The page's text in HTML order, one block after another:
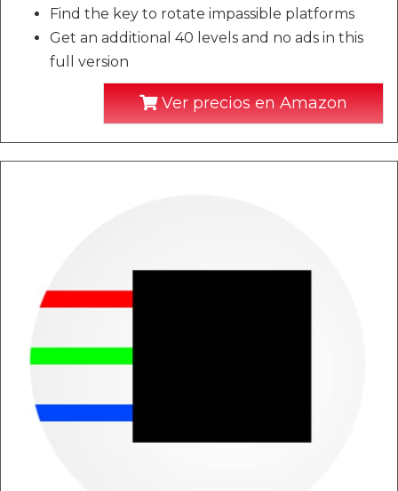
Find the key to rotate impassible platforms
Get an additional 40 levels and no ads in this
full version
Ver precios en Amazon